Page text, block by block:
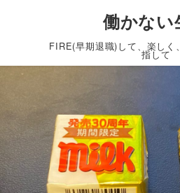
働かない
FIRE(早期退職)して、楽しく
指して